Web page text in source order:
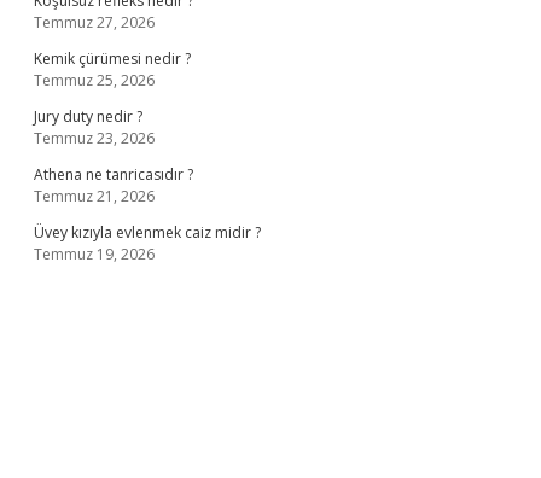
Temmuz 27, 2026
Kemik çürümesi nedir ?
Temmuz 25, 2026
Jury duty nedir ?
Temmuz 23, 2026
Athena ne tanricasıdır ?
Temmuz 21, 2026
Üvey kızıyla evlenmek caiz midir ?
Temmuz 19, 2026